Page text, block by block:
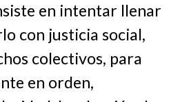
en intentar llenar
con justicia social,
colectivos, para
en orden,